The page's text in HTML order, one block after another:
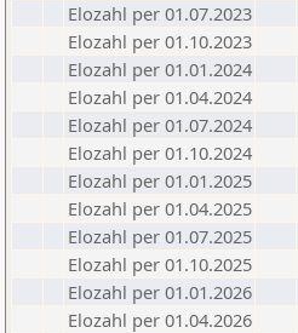
Elozahl per 01.07.2023
Elozahl per 01.10.2023
Elozahl per 01.01.2024
Elozahl per 01.04.2024
Elozahl per 01.07.2024
Elozahl per 01.10.2024
Elozahl per 01.01.2025
Elozahl per 01.04.2025
Elozahl per 01.07.2025
Elozahl per 01.10.2025
Elozahl per 01.01.2026
Elozahl per 01.04.2026